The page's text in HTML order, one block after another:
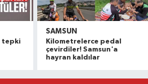
tepki
SAMSUN
Kilometrelerce pedal
çevirdiler! Samsun'a
hayran kaldılar
Güreşleri'nde festival
kadının bıçaklanmasıyla ilgili
dron saldırısına uğrayan